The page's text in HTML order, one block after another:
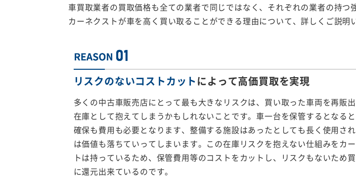
車買取業者の買取価格も全ての業者で同じではなく、それぞれの業者の持つ
カーネクストが車を高く買い取ることができる理由について、詳しくご説明
リスクのないコストカットによって高価買取を実現
多くの中古車販売店にとって最も大きなリスクは、買い取った車両を再販出
在庫として抱えてしまうかもしれないことです。車一台を保管するとなる
確保も費用も必要となります、整備する施設はあったとしても長く使用さ
は価値も落ちていってしまいます。この在庫リスクを抱えない仕組みをカ
トは持っているため、保管費用等のコストをカットし、リスクもないため
に還元出来ているのです。